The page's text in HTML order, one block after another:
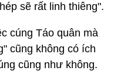
sẽ rất linh thiêng".
cúng Táo quân mà
cũng không có ích
cũng như không.